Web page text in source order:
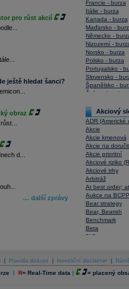
pro růst akcií
ještě hledat šanci?
obraz
d...
… další zprávy
Francie - burza
Itálie - burza
Kanada - burza
Maďarsko -
Německo -
Nizozemí -
Norsko - burza
Polsko - burza
Portugalsko -
Slovensko -
Španělsko -
Švýcarsko -
Akciový
ADR (Americké
Akcie
Akcie kmenová
Akcie na
Akcie prioritní
Akciové riziko
Akciové trhy
Arbitráž
At best order;
Aukce na BCPP
Bear strategy
Bear, Bearish
Benchmark
Beta
BIC
Bonita
Book To Bill Ratio
Book Value
Pravidla diskuse Investiční disclaimer
| R= Real-Time data | = placený